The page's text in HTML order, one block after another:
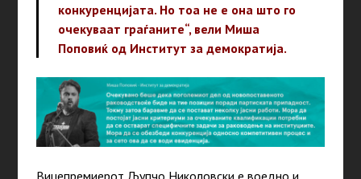
конкуренцијата. Но тоа не е она што го
очекуваат граѓаните“, вели Миша
Поповиќ од Институт за демократија.
Вицепремиерот Љупчо Николовски е воедно и